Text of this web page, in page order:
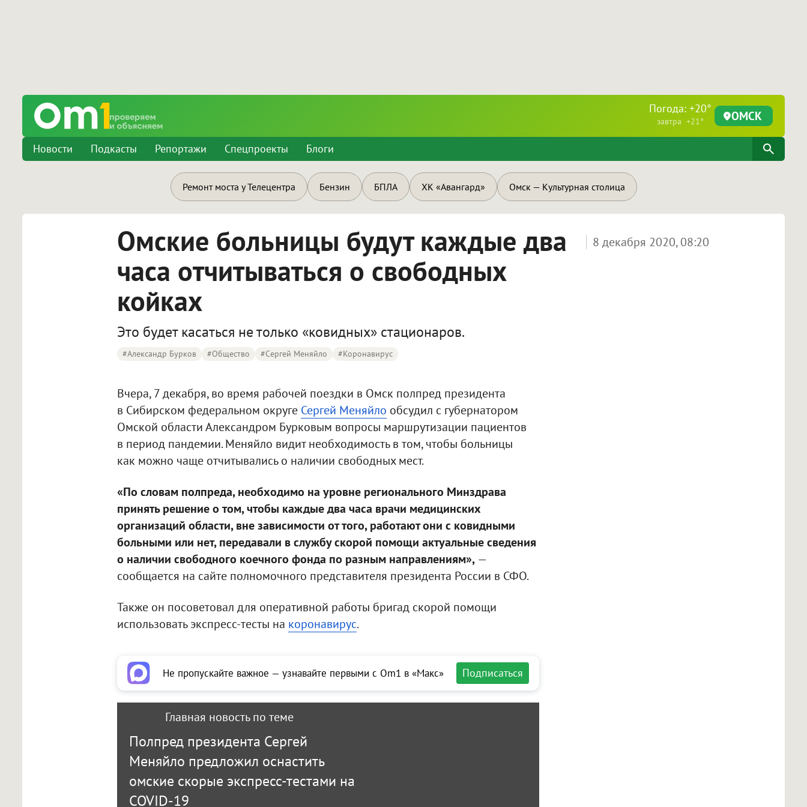
Погода: +20°
завтра +21° ОМСК
Новости Подкасты Репортажи Спецпроекты Блоги
Ремонт моста у Телецентра Бензин БПЛА ХК «Авангард» Омск — Культурная столица
Омские больницы будут каждые два
часа отчитываться о свободных
койках
Это будет касаться не только «ковидных» стационаров.
#Александр Бурков #Общество #Сергей Меняйло #Коронавирус
8 декабря 2020, 08:20
Вчера, 7 декабря, во время рабочей поездки в Омск полпред президента
в Сибирском федеральном округе Сергей Меняйло обсудил с губернатором
Омской области Александром Бурковым вопросы маршрутизации пациентов
в период пандемии. Меняйло видит необходимость в том, чтобы больницы
как можно чаще отчитывались о наличии свободных мест.
«По словам полпреда, необходимо на уровне регионального Минздрава
принять решение о том, чтобы каждые два часа врачи медицинских
организаций области, вне зависимости от того, работают они с ковидными
больными или нет, передавали в службу скорой помощи актуальные сведения
о наличии свободного коечного фонда по разным направлениям», —
сообщается на сайте полномочного представителя президента России в СФО.
Также он посоветовал для оперативной работы бригад скорой помощи
использовать экспресс-тесты на коронавирус.
Не пропускайте важное — узнавайте первыми с Om1 в «Макс» Подписаться
Главная новость по теме
Полпред президента Сергей
Меняйло предложил оснастить
омские скорые экспресс-тестами на
COVID-19